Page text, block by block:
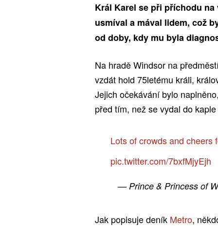
Král Karel se při příchodu
usmíval a mával lidem, což
od doby, kdy mu byla
Na hradě Windsor na
vzdát hold 75letému králi,
Jejich očekávání bylo
před tím, než se vydal do
Lots of crowds and cheers
pic.twitter.com/7bxfMjyEjh
— Prince & Princess of
Jak popisuje deník Metro,